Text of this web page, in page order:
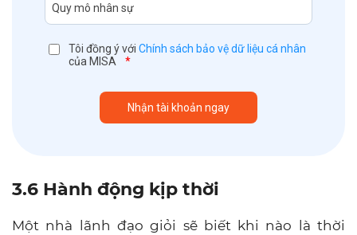
Tôi đồng ý với Chính sách bảo vệ dữ liệu cá nhân
của MISA
*
3.6 Hành động kịp thời
Một nhà lãnh đạo giỏi sẽ biết khi nào là thời